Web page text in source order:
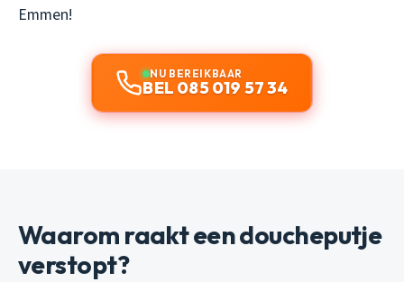
Emmen!
NU BEREIKBAAR
BEL 085 019 57 34
Waarom raakt een doucheputje
verstopt?